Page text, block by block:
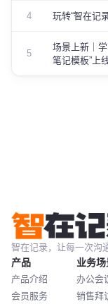
4 玩转“智在记
5
场景上新｜
笔记模板”上
智在记录，让每一次沟
产品
产品介绍
会员服务
业务场
办公会
销售拜